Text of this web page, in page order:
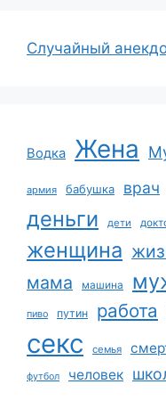
Случайный
Водка Жена
армия бабушка врач
деньги дети
женщина
мама машина
пиво путин работа
секс семья
футбол человек